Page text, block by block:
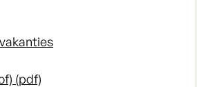
(pdf)